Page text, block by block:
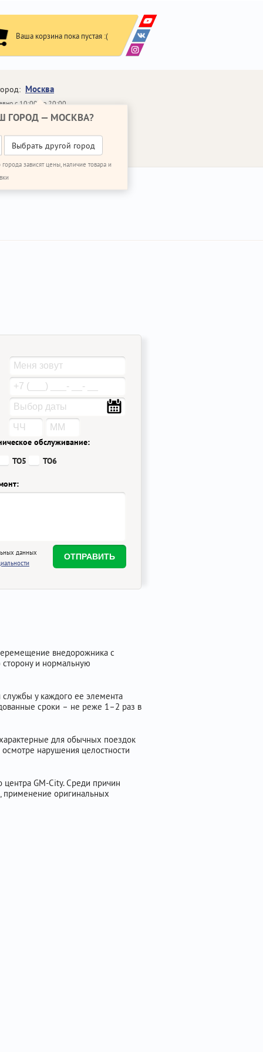
Ваша корзина пока пустая :(
Москва
ГОРОД — МОСКВА?
Выбрать другой город
зависят цены, наличие товара и
с 10:00 до 20:00
648-64-30
МНЕ
обслуживание:
ТО5 ТО6
данных
внедорожника с
сторону и нормальную
службы у каждого ее элемента
сроки – не реже 1–2 раз в
для обычных поездок
нарушения целостности
центра GM-City. Среди причин
применение оригинальных